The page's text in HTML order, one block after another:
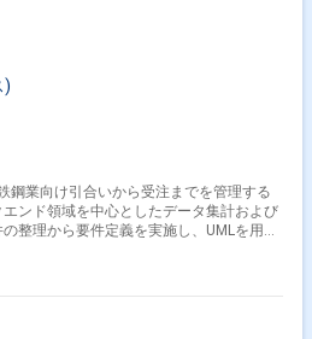
)
ンド領域を中心としたデータ集計および
整理から要件定義を実施し、UMLを用い
理およ